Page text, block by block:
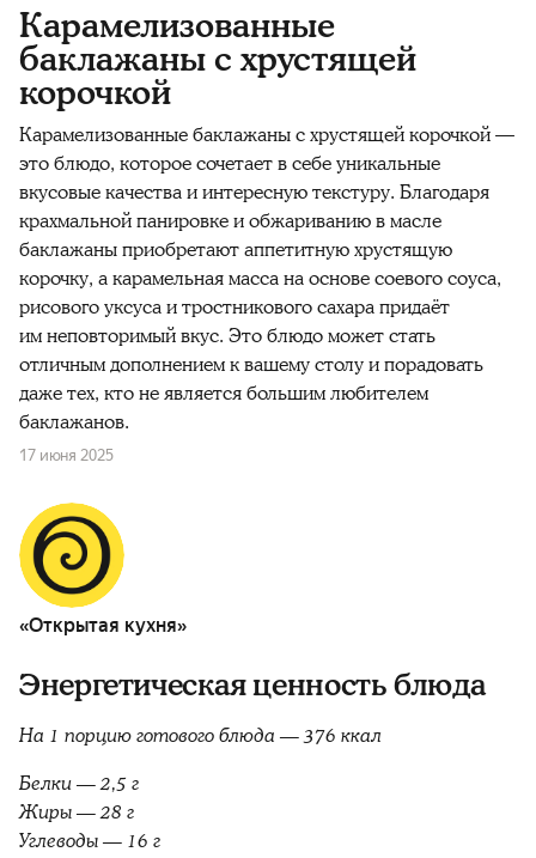
Карамелизованные
баклажаны с хрустящей
корочкой
Карамелизованные баклажаны с хрустящей корочкой —
это блюдо, которое сочетает в себе уникальные
вкусовые качества и интересную текстуру. Благодаря
крахмальной панировке и обжариванию в масле
баклажаны приобретают аппетитную хрустящую
корочку, а карамельная масса на основе соевого соуса,
рисового уксуса и тростникового сахара придаёт
им неповторимый вкус. Это блюдо может стать
отличным дополнением к вашему столу и порадовать
даже тех, кто не является большим любителем
баклажанов.
17 июня 2025
«Открытая кухня»
Энергетическая ценность блюда
На 1 порцию готового блюда — 376 ккал
Белки — 2,5 г
Жиры — 28 г
Углеводы — 16 г